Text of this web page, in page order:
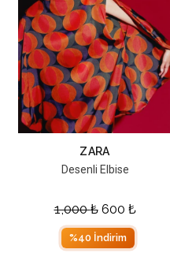
ZARA
Desenli Elbise
1,000₺ 600 ₺
%40 İndirim